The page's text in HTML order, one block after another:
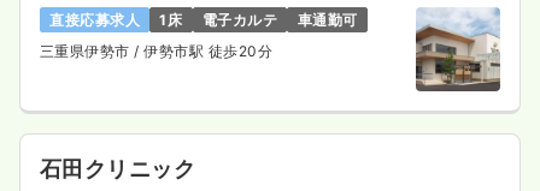
直接応募求人 1床 電子カルテ
車通勤可
三重県伊勢市 / 伊勢市駅 徒歩20分
石田クリニック